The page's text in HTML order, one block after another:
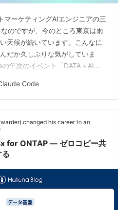
マーケティングAIエンジニアの三
のですが、今のところ東京は雨
天候が続いています。こんなに
だか久しぶりな気がしていま
年次のイベント「DATA＋AI
ントを本格的に利用するために
するアップデートが多く、とて
、その中で「試してみたい！」
Omnigent」です。 Omnigentと
が開発したAI…
Code
changed his career to an
for ONTAP — ゼロコピー共